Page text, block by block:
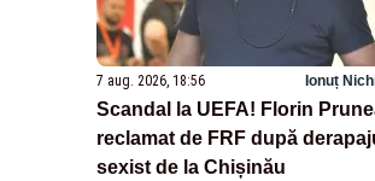
7 aug. 2026, 18:56 Ionuț
Scandal la UEFA! Florin
reclamat de FRF după
sexist de la Chișinău